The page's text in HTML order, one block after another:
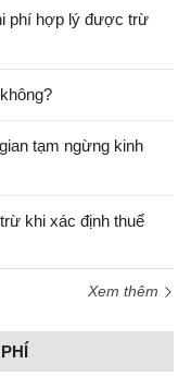
phí hợp lý được trừ
tạm ngừng kinh
khi xác định thuế
Xem thêm